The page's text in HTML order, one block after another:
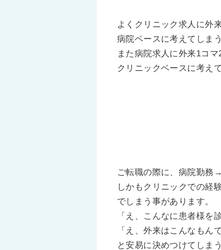
よくクリニック求人に外
病院ベースに考えてしま
また病院求人に外来1コ
クリニックベースに考え
ご転職の際に、病院勤務
しかもクリニックでの経
でしまう事があります。
「え、こんなに患者様を
「え、外来はこんなもん
と安易に決めつけてしま